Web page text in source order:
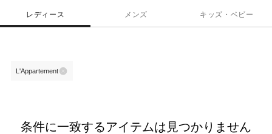
レディース メンズ キッズ・ベビー
L'Appartement
条件に一致するアイテムは見つかりません